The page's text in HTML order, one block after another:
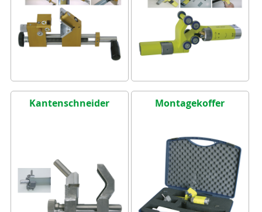
Kantenschneider Montagekoffer